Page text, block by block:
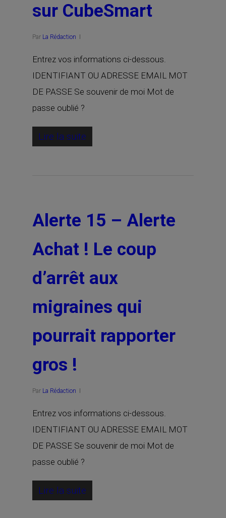
sur CubeSmart
Par La Rédaction
Entrez vos informations ci-dessous.
IDENTIFIANT OU ADRESSE EMAIL MOT
DE PASSE Se souvenir de moi Mot de
passe oublié ?
Lire la suite
Alerte 15 – Alerte
Achat ! Le coup
d’arrêt aux
migraines qui
pourrait rapporter
gros !
Par La Rédaction
Entrez vos informations ci-dessous.
IDENTIFIANT OU ADRESSE EMAIL MOT
DE PASSE Se souvenir de moi Mot de
passe oublié ?
Lire la suite